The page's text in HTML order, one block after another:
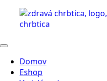
Domov
Eshop